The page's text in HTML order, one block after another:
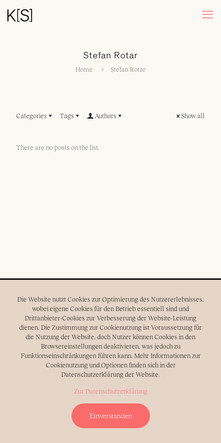
Stefan Rotar
Home Stefan Rotar
Categories Tags Authors Show all
There are no posts on the list.
Every photo has a story to tell.
Capturing love all over the world.
Emotional and timeless.
Wedding photography.
Privacy Policy
Die Website nutzt Cookies zur Optimierung des Nutzererlebnisses,
wobei eigene Cookies für den Betrieb essentiell sind und
Drittanbieter-Cookies zur Verbesserung der Website-Leistung
dienen. Die Zustimmung zur Cookienutzung ist Voraussetzung für
die Nutzung der Website, doch Nutzer können Cookies in den
Browsereinstellungen deaktivieren, was jedoch zu
Funktionseinschränkungen führen kann. Mehr Informationen zur
Cookienutzung und Optionen finden sich in der
Datenschutzerklärung der Website.
Zur Datenschutzerklärung
Einverstanden